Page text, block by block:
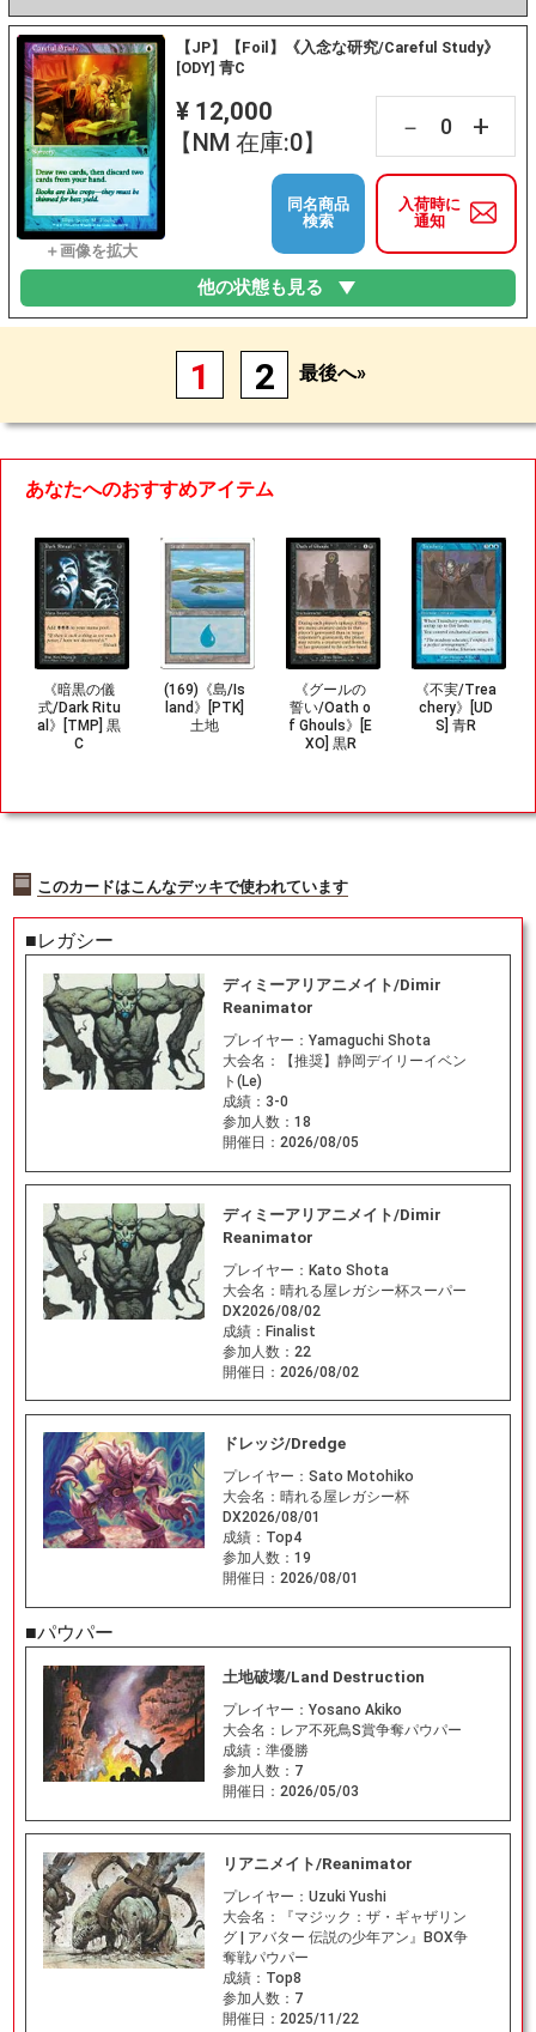
【JP】【Foil】《入念な研究/Careful Study》
[ODY] 青C
¥ 12,000
【NM 在庫:0】
－ +
入荷時に
通知
同名商品
検索
他の状態も見る
1 2 最後へ»
あなたへのおすすめアイテム
《暗黒の儀
式/Dark Ritu
al》[TMP] 黒
C
(169)《島/Is
land》[PTK]
土地
《グールの
誓い/Oath o
f Ghouls》[E
XO] 黒R
《不実/Trea
chery》[UD
S] 青R
このカードはこんなデッキで使われています
■レガシー
ディミーアリアニメイト/Dimir
Reanimator
プレイヤー： Yamaguchi Shota
大会名：
【推奨】静岡デイリーイベン
ト(Le)
成績： 3-0
参加人数： 18
開催日： 2026/08/05
ディミーアリアニメイト/Dimir
Reanimator
プレイヤー： Kato Shota
大会名： 晴れる屋レガシー杯スーパー
DX2026/08/02
成績： Finalist
参加人数： 22
開催日： 2026/08/02
ドレッジ/Dredge
プレイヤー： Sato Motohiko
大会名： 晴れる屋レガシー杯
DX2026/08/01
成績： Top4
参加人数： 19
開催日： 2026/08/01
■パウパー
土地破壊/Land Destruction
プレイヤー： Yosano Akiko
大会名： レア不死鳥S賞争奪パウパー
成績： 準優勝
参加人数： 7
開催日： 2026/05/03
リアニメイト/Reanimator
プレイヤー： Uzuki Yushi
大会名：
『マジック：ザ・ギャザリン
グ | アバター 伝説の少年アン』BOX争
奪戦パウパー
成績： Top8
参加人数： 7
開催日： 2025/11/22